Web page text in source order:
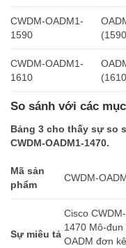
CWDM-OADM1-
1590
CWDM-OADM1-
1610
So sánh với các
Bảng 3 cho thấy sự so
CWDM-OADM1-1470.
Mã sản
phẩm
CWDM-
Sự miêu tả
Cisco
1470 Mô-đun
OADM đơn